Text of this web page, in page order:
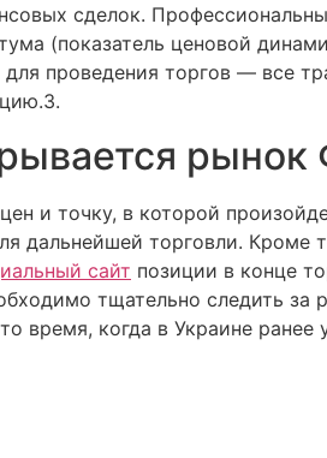
сделок.
(показатель ценовой
проведения торгов — все
рынок
и точку, в которой
дальнейшей торговли. Кроме
сайт позиции в конце
тщательно следить за
время, когда в Украине ранее